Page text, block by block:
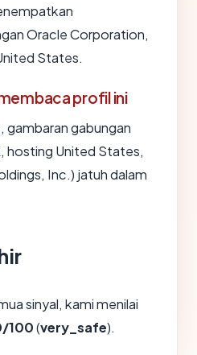
Oracle Corporation,
States.
profil ini
, gambaran gabungan
hosting United States,
Inc.) jatuh dalam
sinyal, kami menilai
100(very_safe).